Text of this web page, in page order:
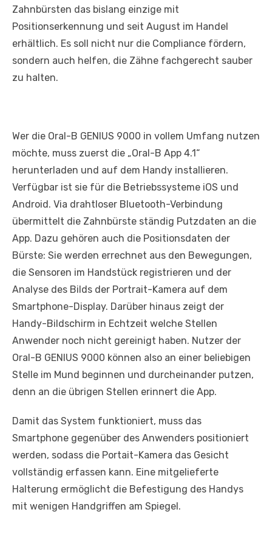
Zahnbürsten das bislang einzige mit
Positionserkennung und seit August im Handel
erhältlich. Es soll nicht nur die Compliance fördern,
sondern auch helfen, die Zähne fachgerecht sauber
zu halten.
Wer die Oral-B GENIUS 9000 in vollem Umfang nutzen
möchte, muss zuerst die „Oral-B App 4.1“
herunterladen und auf dem Handy installieren.
Verfügbar ist sie für die Betriebssysteme iOS und
Android. Via drahtloser Bluetooth-Verbindung
übermittelt die Zahnbürste ständig Putzdaten an die
App. Dazu gehören auch die Positionsdaten der
Bürste: Sie werden errechnet aus den Bewegungen,
die Sensoren im Handstück registrieren und der
Analyse des Bilds der Portrait-Kamera auf dem
Smartphone-Display. Darüber hinaus zeigt der
Handy-Bildschirm in Echtzeit welche Stellen
Anwender noch nicht gereinigt haben. Nutzer der
Oral-B GENIUS 9000 können also an einer beliebigen
Stelle im Mund beginnen und durcheinander putzen,
denn an die übrigen Stellen erinnert die App.
Damit das System funktioniert, muss das
Smartphone gegenüber des Anwenders positioniert
werden, sodass die Portait-Kamera das Gesicht
vollständig erfassen kann. Eine mitgelieferte
Halterung ermöglicht die Befestigung des Handys
mit wenigen Handgriffen am Spiegel.